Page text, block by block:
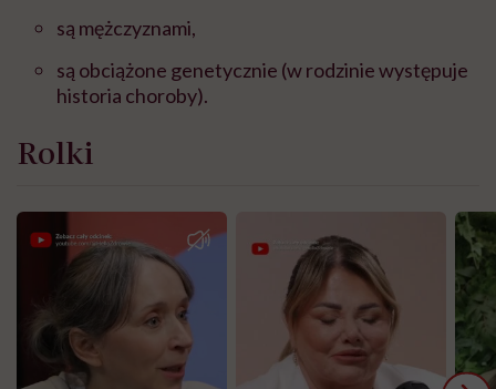
są mężczyznami,
są obciążone genetycznie (w rodzinie występuje
historia choroby).
Rolki